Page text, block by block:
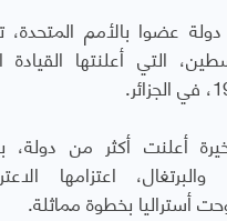
التي أعلنتها القيادة
أعلنت أكثر من دولة،
والبرتغال، اعتزامها
أستراليا بخطوة مماثلة.